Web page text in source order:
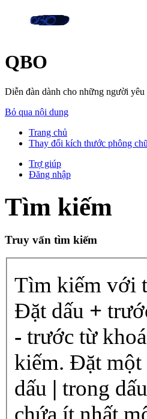
QBO
Diễn đàn dành cho những người
Bỏ qua nội dung
Trang chủ
Thay đổi kích thước phông
Trợ giúp
Đăng nhập
Tìm kiếm
Truy vấn tìm kiếm
Tìm kiếm với
Đặt dấu +
- trước từ
kiếm. Đặt một
dấu | trong
chứa ít nhất